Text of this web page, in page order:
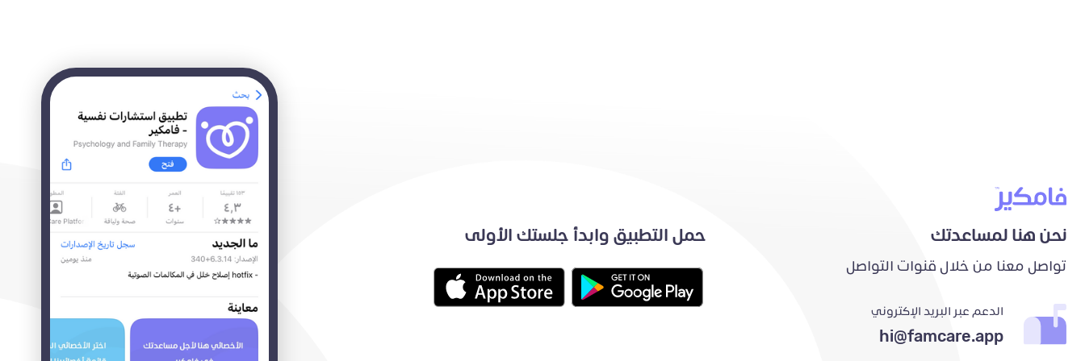
نحن هنا لمساعدتك
تواصل معنا من خلال قنوات التواصل
الدعم عبر البريد الإكتروني
hi@famcare.app
حمل التطبيق وابدأ جلستك الأولى